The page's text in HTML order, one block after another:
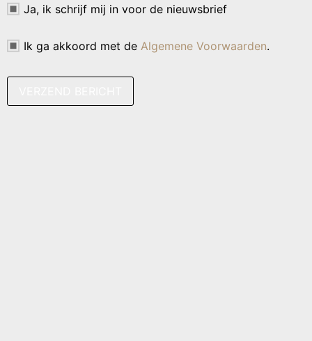
Ja, ik schrijf mij in voor de nieuwsbrief
Ik ga akkoord met de Algemene Voorwaarden.